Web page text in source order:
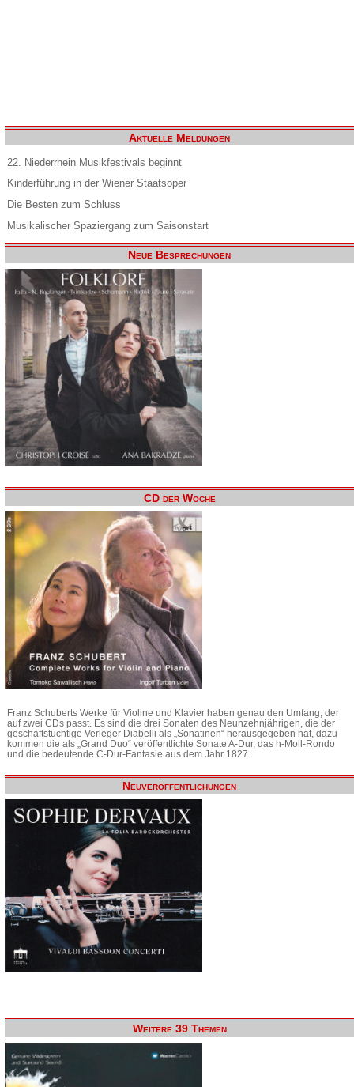
Aktuelle Meldungen
22. Niederrhein Musikfestivals beginnt
Kinderführung in der Wiener Staatsoper
Die Besten zum Schluss
Musikalischer Spaziergang zum Saisonstart
Neue Besprechungen
CD der Woche
Franz Schuberts Werke für Violine und Klavier haben genau den Umfang, der
auf zwei CDs passt. Es sind die drei Sonaten des Neunzehnjährigen, die der
geschäftstüchtige Verleger Diabelli als „Sonatinen“ herausgegeben hat, dazu
kommen die als „Grand Duo“ veröffentlichte Sonate A-Dur, das h-Moll-Rondo
und die bedeutende C-Dur-Fantasie aus dem Jahr 1827.
Neuveröffentlichungen
Weitere 39 Themen